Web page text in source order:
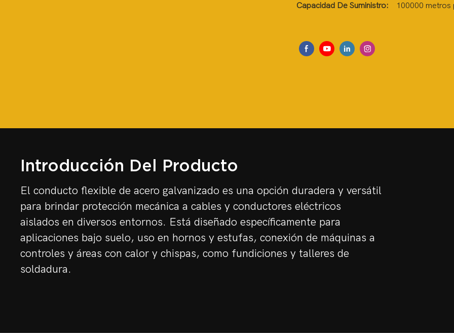
Capacidad De Suministro: 100000 metros
Introducción Del Producto
El conducto flexible de acero galvanizado es una opción duradera y versátil
para brindar protección mecánica a cables y conductores eléctricos
aislados en diversos entornos. Está diseñado específicamente para
aplicaciones bajo suelo, uso en hornos y estufas, conexión de máquinas a
controles y áreas con calor y chispas, como fundiciones y talleres de
soldadura.